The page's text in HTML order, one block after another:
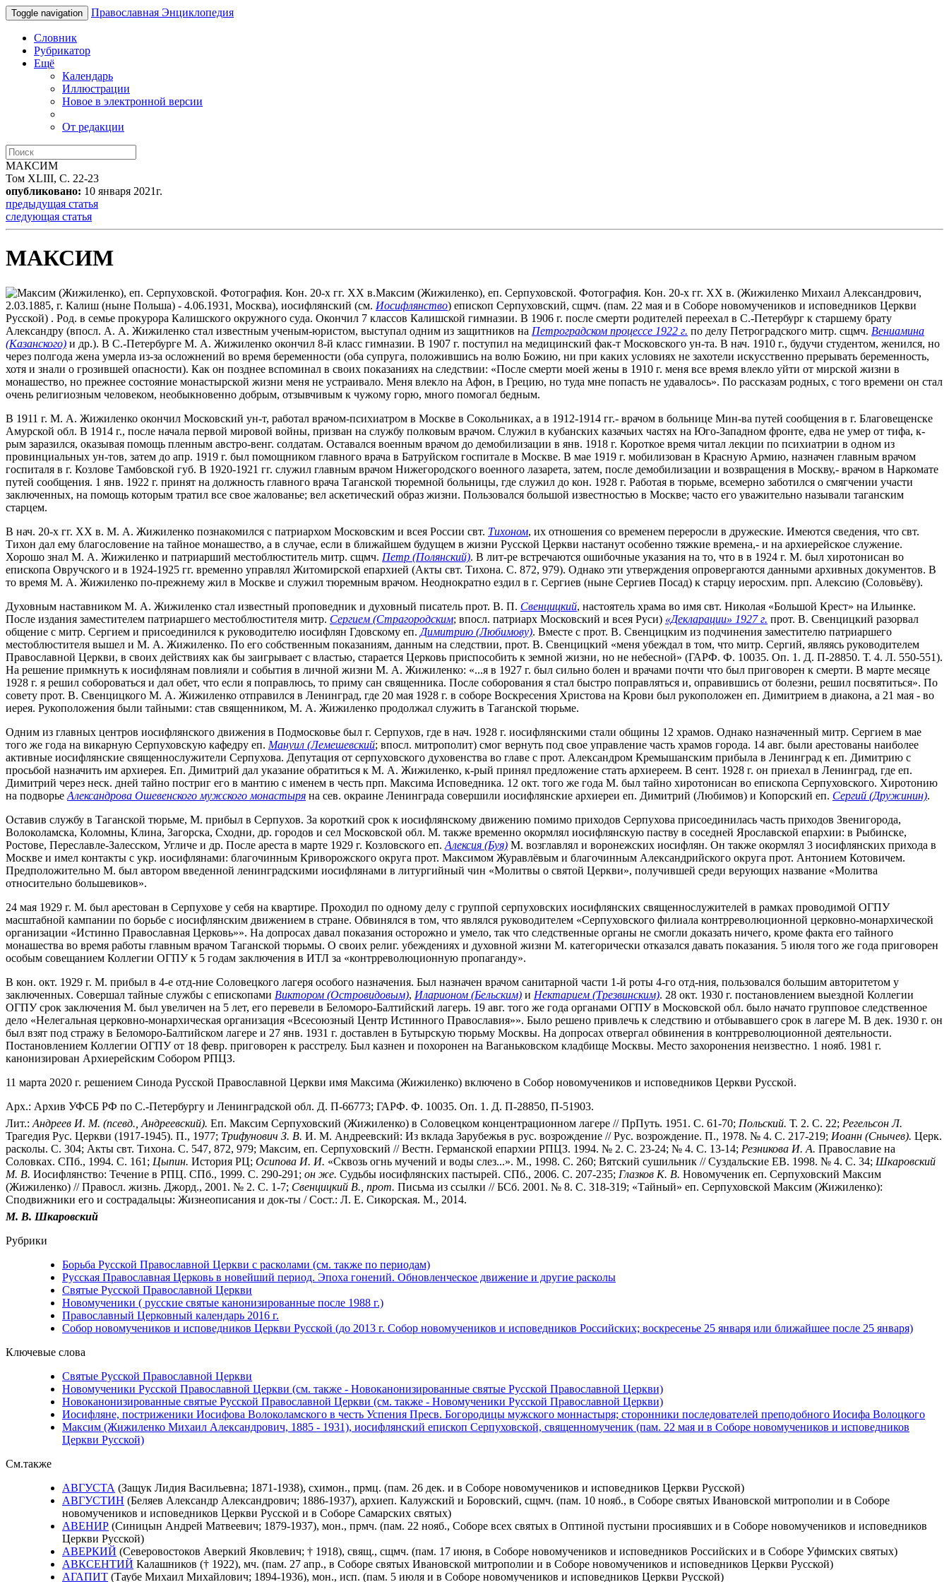
Toggle navigation Православная Энциклопедия
Словник
Рубрикатор
Ещё
Календарь
Иллюстрации
Новое в электронной версии
От редакции
МАКСИМ
Том XLIII, С. 22-23
опубликовано: 10 января 2021г.
предыдущая статья
следующая статья
МАКСИМ
Максим (Жижиленко), еп. Серпуховской. Фотография. Кон. 20-х гг. XX в. (Жижиленко Михаил Александрович,
2.03.1885, г. Калиш (ныне Польша) - 4.06.1931, Москва), иосифлянский (см. Иосифлянство) епископ Серпуховский, сщмч. (пам. 22 мая и в Соборе новомучеников и исповедников Церкви
Русской) . Род. в семье прокурора Калишского окружного суда. Окончил 7 классов Калишской гимназии. В 1906 г. после смерти родителей переехал в С.-Петербург к старшему брату
Александру (впосл. А. А. Жижиленко стал известным ученым-юристом, выступал одним из защитников на Петроградском процессе 1922 г. по делу Петроградского митр. сщмч. Вениамина
(Казанского) и др.). В С.-Петербурге М. А. Жижиленко окончил 8-й класс гимназии. В 1907 г. поступил на медицинский фак-т Московского ун-та. В нач. 1910 г., будучи студентом, женился, но
через полгода жена умерла из-за осложнений во время беременности (оба супруга, положившись на волю Божию, ни при каких условиях не захотели искусственно прерывать беременность,
хотя и знали о грозившей опасности). Как он позднее вспоминал в своих показаниях на следствии: «После смерти моей жены в 1910 г. меня все время влекло уйти от мирской жизни в
монашество, но прежнее состояние монастырской жизни меня не устраивало. Меня влекло на Афон, в Грецию, но туда мне попасть не удавалось». По рассказам родных, с того времени он стал
очень религиозным человеком, необыкновенно добрым, отзывчивым к чужому горю, много помогал бедным.
В 1911 г. М. А. Жижиленко окончил Московский ун-т, работал врачом-психиатром в Москве в Сокольниках, а в 1912-1914 гг.- врачом в больнице Мин-ва путей сообщения в г. Благовещенске
Амурской обл. В 1914 г., после начала первой мировой войны, призван на службу полковым врачом. Служил в кубанских казачьих частях на Юго-Западном фронте, едва не умер от тифа, к-
рым заразился, оказывая помощь пленным австро-венг. солдатам. Оставался военным врачом до демобилизации в янв. 1918 г. Короткое время читал лекции по психиатрии в одном из
провинциальных ун-тов, затем до апр. 1919 г. был помощником главного врача в Батруйском госпитале в Москве. В мае 1919 г. мобилизован в Красную Армию, назначен главным врачом
госпиталя в г. Козлове Тамбовской губ. В 1920-1921 гг. служил главным врачом Нижегородского военного лазарета, затем, после демобилизации и возвращения в Москву,- врачом в Наркомате
путей сообщения. 1 янв. 1922 г. принят на должность главного врача Таганской тюремной больницы, где служил до кон. 1928 г. Работая в тюрьме, всемерно заботился о смягчении участи
заключенных, на помощь которым тратил все свое жалованье; вел аскетический образ жизни. Пользовался большой известностью в Москве; часто его уважительно называли таганским
старцем.
В нач. 20-х гг. XX в. М. А. Жижиленко познакомился с патриархом Московским и всея России свт. Тихоном, их отношения со временем переросли в дружеские. Имеются сведения, что свт.
Тихон дал ему благословение на тайное монашество, а в случае, если в ближайшем будущем в жизни Русской Церкви настанут особенно тяжкие времена,- и на архиерейское служение.
Хорошо знал М. А. Жижиленко и патриарший местоблюститель митр. сщмч. Петр (Полянский). В лит-ре встречаются ошибочные указания на то, что в в 1924 г. М. был хиротонисан во
епископа Овручского и в 1924-1925 гг. временно управлял Житомирской епархией (Акты свт. Тихона. С. 872, 979). Однако эти утверждения опровергаются данными архивных документов. В
то время М. А. Жижиленко по-прежнему жил в Москве и служил тюремным врачом. Неоднократно ездил в г. Сергиев (ныне Сергиев Посад) к старцу иеросхим. прп. Алексию (Соловьёву).
Духовным наставником М. А. Жижиленко стал известный проповедник и духовный писатель прот. В. П. Свенцицкий, настоятель храма во имя свт. Николая «Большой Крест» на Ильинке.
После издания заместителем патриаршего местоблюстителя митр. Сергием (Страгородским; впосл. патриарх Московский и всея Руси) «Декларации» 1927 г. прот. В. Свенцицкий разорвал
общение с митр. Сергием и присоединился к руководителю иосифлян Гдовскому еп. Димитрию (Любимову). Вместе с прот. В. Свенцицким из подчинения заместителю патриаршего
местоблюстителя вышел и М. А. Жижиленко. По его собственным показаниям, данным на следствии, прот. В. Свенцицкий «меня убеждал в том, что митр. Сергий, являясь руководителем
Православной Церкви, в своих действиях как бы заигрывает с властью, старается Церковь приспособить к земной жизни, но не небесной» (ГАРФ. Ф. 10035. Оп. 1. Д. П-28850. Т. 4. Л. 550-551).
На решение примкнуть к иосифлянам повлияли и события в личной жизни М. А. Жижиленко: «...я в 1927 г. был сильно болен и врачами почти что был приговорен к смерти. В марте месяце
1928 г. я решил собороваться и дал обет, что если я поправлюсь, то приму сан священника. После соборования я стал быстро поправляться и, оправившись от болезни, решил посвятиться». По
совету прот. В. Свенцицкого М. А. Жижиленко отправился в Ленинград, где 20 мая 1928 г. в соборе Воскресения Христова на Крови был рукоположен еп. Димитрием в диакона, а 21 мая - во
иерея. Рукоположения были тайными: став священником, М. А. Жижиленко продолжал служить в Таганской тюрьме.
Одним из главных центров иосифлянского движения в Подмосковье был г. Серпухов, где в нач. 1928 г. иосифлянскими стали общины 12 храмов. Однако назначенный митр. Сергием в мае
того же года на викарную Серпуховскую кафедру еп. Мануил (Лемешевский; впосл. митрополит) смог вернуть под свое управление часть храмов города. 14 авг. были арестованы наиболее
активные иосифлянские священнослужители Серпухова. Депутация от серпуховского духовенства во главе с прот. Александром Кремышанским прибыла в Ленинград к еп. Димитрию с
просьбой назначить им архиерея. Еп. Димитрий дал указание обратиться к М. А. Жижиленко, к-рый принял предложение стать архиереем. В сент. 1928 г. он приехал в Ленинград, где еп.
Димитрий через неск. дней тайно постриг его в мантию с именем в честь прп. Максима Исповедника. 12 окт. того же года М. был тайно хиротонисан во епископа Серпуховского. Хиротонию
на подворье Александрова Ошевенского мужского монастыря на сев. окраине Ленинграда совершили иосифлянские архиереи еп. Димитрий (Любимов) и Копорский еп. Сергий (Дружинин).
Оставив службу в Таганской тюрьме, М. прибыл в Серпухов. За короткий срок к иосифлянскому движению помимо приходов Серпухова присоединилась часть приходов Звенигорода,
Волоколамска, Коломны, Клина, Загорска, Сходни, др. городов и сел Московской обл. М. также временно окормлял иосифлянскую паству в соседней Ярославской епархии: в Рыбинске,
Ростове, Переславле-Залесском, Угличе и др. После ареста в марте 1929 г. Козловского еп. Алексия (Буя) М. возглавлял и воронежских иосифлян. Он также окормлял 3 иосифлянских прихода в
Москве и имел контакты с укр. иосифлянами: благочинным Криворожского округа прот. Максимом Журавлёвым и благочинным Александрийского округа прот. Антонием Котовичем.
Предположительно М. был автором введенной ленинградскими иосифлянами в литургийный чин «Молитвы о святой Церкви», получившей среди верующих название «Молитва
относительно большевиков».
24 мая 1929 г. М. был арестован в Серпухове у себя на квартире. Проходил по одному делу с группой серпуховских иосифлянских священнослужителей в рамках проводимой ОГПУ
масштабной кампании по борьбе с иосифлянским движением в стране. Обвинялся в том, что являлся руководителем «Серпуховского филиала контрреволюционной церковно-монархической
организации «Истинно Православная Церковь»». На допросах давал показания осторожно и умело, так что следственные органы не смогли доказать ничего, кроме факта его тайного
монашества во время работы главным врачом Таганской тюрьмы. О своих религ. убеждениях и духовной жизни М. категорически отказался давать показания. 5 июля того же года приговорен
особым совещанием Коллегии ОГПУ к 5 годам заключения в ИТЛ за «контрреволюционную пропаганду».
В кон. окт. 1929 г. М. прибыл в 4-е отд-ние Соловецкого лагеря особого назначения. Был назначен врачом санитарной части 1-й роты 4-го отд-ния, пользовался большим авторитетом у
заключенных. Совершал тайные службы с епископами Виктором (Островидовым), Иларионом (Бельским) и Нектарием (Трезвинским). 28 окт. 1930 г. постановлением выездной Коллегии
ОГПУ срок заключения М. был увеличен на 5 лет, его перевели в Беломоро-Балтийский лагерь. 19 авг. того же года органами ОГПУ в Московской обл. было начато групповое следственное
дело «Нелегальная церковно-монархическая организация «Всесоюзный Центр Истинного Православия»». Было решено привлечь к следствию и отбывавшего срок в лагере М. В дек. 1930 г. он
был взят под стражу в Беломоро-Балтийском лагере и 27 янв. 1931 г. доставлен в Бутырскую тюрьму Москвы. На допросах отвергал обвинения в контрреволюционной деятельности.
Постановлением Коллегии ОГПУ от 18 февр. приговорен к расстрелу. Был казнен и похоронен на Ваганьковском кладбище Москвы. Место захоронения неизвестно. 1 нояб. 1981 г.
канонизирован Архиерейским Собором РПЦЗ.
11 марта 2020 г. решением Синода Русской Православной Церкви имя Максима (Жижиленко) включено в Собор новомучеников и исповедников Церкви Русской.
Арх.: Архив УФСБ РФ по С.-Петербургу и Ленинградской обл. Д. П-66773; ГАРФ. Ф. 10035. Оп. 1. Д. П-28850, П-51903.
Лит.: Андреев И. М. (псевд., Андреевский). Еп. Максим Серпуховский (Жижиленко) в Соловецком концентрационном лагере // ПрПуть. 1951. С. 61-70; Польский. Т. 2. С. 22; Регельсон Л.
Трагедия Рус. Церкви (1917-1945). П., 1977; Трифунович З. В. И. М. Андреевский: Из вклада Зарубежья в рус. возрождение // Рус. возрождение. П., 1978. № 4. С. 217-219; Иоанн (Снычев). Церк.
расколы. С. 304; Акты свт. Тихона. С. 547, 872, 979; Максим, еп. Серпуховский // Вестн. Германской епархии РПЦЗ. 1994. № 2. С. 23-24; № 4. С. 13-14; Резникова И. А. Православие на
Соловках. СПб., 1994. С. 161; Цыпин. История РЦ; Осипова И. И. «Сквозь огнь мучений и воды слез...». М., 1998. С. 260; Вятский сушильник // Суздальские ЕВ. 1998. № 4. С. 34; Шкаровский
М. В. Иосифлянство: Течение в РПЦ. СПб., 1999. С. 290-291; он же. Судьбы иосифлянских пастырей. СПб., 2006. С. 207-235; Глазков К. В. Новомученик еп. Серпуховский Максим
(Жижиленко) // Правосл. жизнь. Джорд., 2001. № 2. С. 1-7; Свенцицкий В., прот. Письма из ссылки // БСб. 2001. № 8. С. 318-319; «Тайный» еп. Серпуховской Максим (Жижиленко):
Сподвижники его и сострадальцы: Жизнеописания и док-ты / Сост.: Л. Е. Сикорская. М., 2014.
М. В. Шкаровский
Рубрики
Борьба Русской Православной Церкви с расколами (см. также по периодам)
Русская Православная Церковь в новейший период. Эпоха гонений. Обновленческое движение и другие расколы
Святые Русской Православной Церкви
Новомученики ( русские святые канонизированные после 1988 г.)
Православный Церковный календарь 2016 г.
Собор новомучеников и исповедников Церкви Русской (до 2013 г. Собор новомучеников и исповедников Российских; воскресенье 25 января или ближайшее после 25 января)
Ключевые слова
Святые Русской Православной Церкви
Новомученики Русской Православной Церкви (см. также - Новоканонизированные святые Русской Православной Церкви)
Новоканонизированные святые Русской Православной Церкви (см. также - Новомученики Русской Православной Церкви)
Иосифляне, постриженики Иосифова Волоколамского в честь Успения Пресв. Богородицы мужского моннастыря; сторонники последователей преподобного Иосифа Волоцкого
Максим (Жижиленко Михаил Александрович, 1885 - 1931), иосифлянский епископ Серпуховской, священномученик (пам. 22 мая и в Соборе новомучеников и исповедников
Церкви Русской)
См.также
АВГУСТА (Защук Лидия Васильевна; 1871-1938), схимон., прмц. (пам. 26 дек. и в Соборе новомучеников и исповедников Церкви Русской)
АВГУСТИН (Беляев Александр Александрович; 1886-1937), архиеп. Калужский и Боровский, сщмч. (пам. 10 нояб., в Соборе святых Ивановской митрополии и в Соборе
новомучеников и исповедников Церкви Русской и в Соборе Самарских святых)
АВЕНИР (Синицын Андрей Матвеевич; 1879-1937), мон., прмч. (пам. 22 нояб., Соборе всех святых в Оптиной пустыни просиявших и в Соборе новомучеников и исповедников
Церкви Русской)
АВЕРКИЙ (Северовостоков Аверкий Яковлевич; † 1918), свящ., сщмч. (пам. 17 июня, в Соборе новомучеников и исповедников Российских и в Соборе Уфимских святых)
АВКСЕНТИЙ Калашников († 1922), мч. (пам. 27 апр., в Соборе святых Ивановской митрополии и в Соборе новомучеников и исповедников Церкви Русской)
АГАПИТ (Таубе Михаил Михайлович; 1894-1936), мон., исп. (пам. 5 июля и в Соборе новомучеников и исповедников Церкви Русской)